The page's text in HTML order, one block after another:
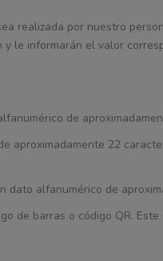
realizada por nuestro
le informarán el valor
de
aproximadamente 22
dato alfanumérico de
de barras o código QR.